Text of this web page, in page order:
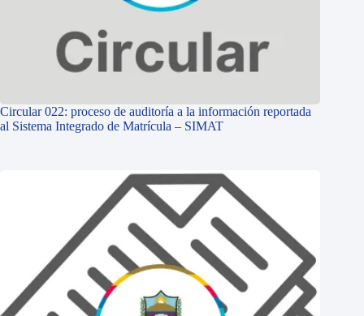
Circular 022: proceso de auditoría a la información reportada
al Sistema Integrado de Matrícula – SIMAT